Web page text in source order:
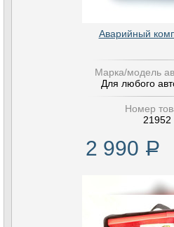
Аварийный
Марка/модель
Для любого
Номер
21952
2 990 Р